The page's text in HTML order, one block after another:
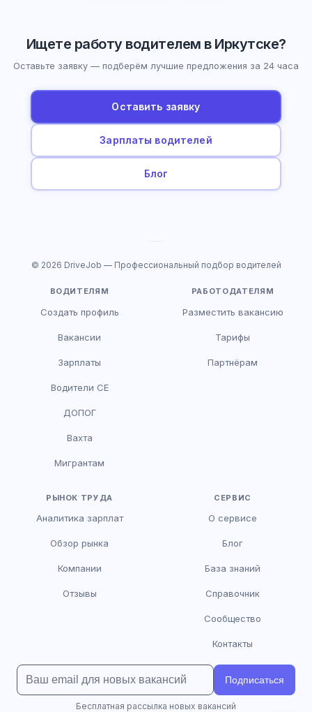
Ищете работу водителем в Иркутске?
Оставьте заявку — подберём лучшие предложения за 24 часа
Оставить заявку
Зарплаты водителей
Блог
© 2026 DriveJob — Профессиональный подбор водителей
ВОДИТЕЛЯМ
Создать профиль
Вакансии
Зарплаты
Водители CE
ДОПОГ
Вахта
Мигрантам
РАБОТОДАТЕЛЯМ
Разместить вакансию
Тарифы
Партнёрам
РЫНОК ТРУДА
Аналитика зарплат
Обзор рынка
Компании
Отзывы
СЕРВИС
О сервисе
Блог
База знаний
Справочник
Сообщество
Контакты
Подписаться
Бесплатная рассылка новых вакансий
HR-консультант
Здравствуйте! Я AI-консультант DriveJob.
помочь?